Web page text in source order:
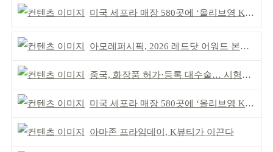
미국 세포라 매장 580곳에 ‘올리브영 K뷰티에딧’ 론칭
아모레퍼시픽, 2026 레드닷 어워드 본상 2개 수상
중국, 화장품 허가·등록 대수술… 시험자료 공용 허용
미국 세포라 매장 580곳에 ‘올리브영 K뷰티에딧’ 론칭
아마존 프라임데이, K뷰티가 이끈다